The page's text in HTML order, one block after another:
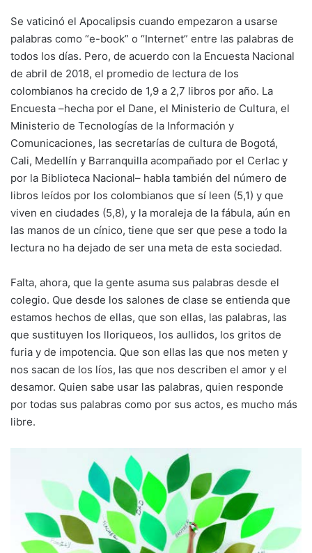
Se vaticinó el Apocalipsis cuando empezaron a usarse
palabras como “e-book” o “Internet” entre las palabras de
todos los días. Pero, de acuerdo con la Encuesta Nacional
de abril de 2018, el promedio de lectura de los
colombianos ha crecido de 1,9 a 2,7 libros por año. La
Encuesta –hecha por el Dane, el Ministerio de Cultura, el
Ministerio de Tecnologías de la Información y
Comunicaciones, las secretarías de cultura de Bogotá,
Cali, Medellín y Barranquilla acompañado por el Cerlac y
por la Biblioteca Nacional– habla también del número de
libros leídos por los colombianos que sí leen (5,1) y que
viven en ciudades (5,8), y la moraleja de la fábula, aún en
las manos de un cínico, tiene que ser que pese a todo la
lectura no ha dejado de ser una meta de esta sociedad.
Falta, ahora, que la gente asuma sus palabras desde el
colegio. Que desde los salones de clase se entienda que
estamos hechos de ellas, que son ellas, las palabras, las
que sustituyen los lloriqueos, los aullidos, los gritos de
furia y de impotencia. Que son ellas las que nos meten y
nos sacan de los líos, las que nos describen el amor y el
desamor. Quien sabe usar las palabras, quien responde
por todas sus palabras como por sus actos, es mucho más
libre.